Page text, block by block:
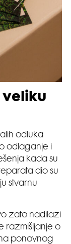
veliku
odluka
odlaganje i
kada su
dio su
stvarnu
zato nadilazi
razmišljanje o
ponovnog